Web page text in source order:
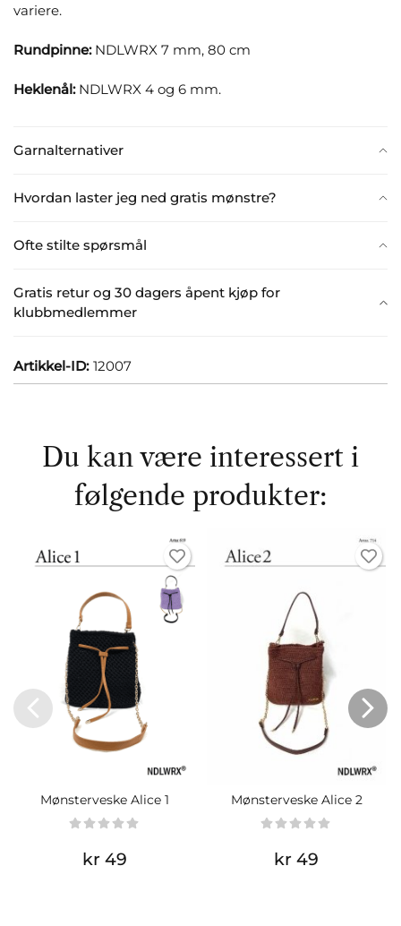
Garnalternativer
Hvordan laster jeg ned gratis mønstre?
Ofte stilte spørsmål
Gratis retur og 30 dagers åpent kjøp for
klubbmedlemmer
variere.
Rundpinne:NDLWRX 7 mm, 80 cm
Heklenål:NDLWRX 4 og 6 mm.
Artikkel-ID: 12007
Du kan være interessert i
følgende produkter:
Mønsterveske Alice 1
kr 49
Mønsterveske Alice 2
kr 49